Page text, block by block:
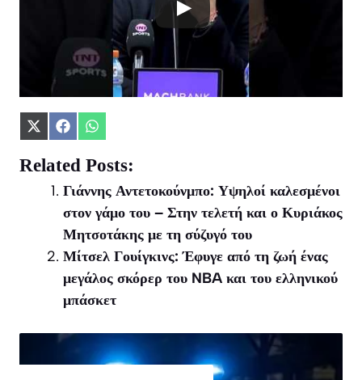
Share
X
(Twitter)
Share
Facebook
Share
WhatsApp
Related Posts:
Γιάννης Αντετοκούνμπο: Υψηλοί καλεσμένοι
στον γάμο του – Στην τελετή και ο Κυριάκος
Μητσοτάκης με τη σύζυγό του
Μίτσελ Γουίγκινς: Έφυγε από τη ζωή ένας
μεγάλος σκόρερ του NBA και του ελληνικού
μπάσκετ